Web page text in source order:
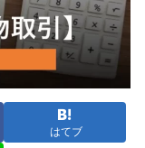
はてブ